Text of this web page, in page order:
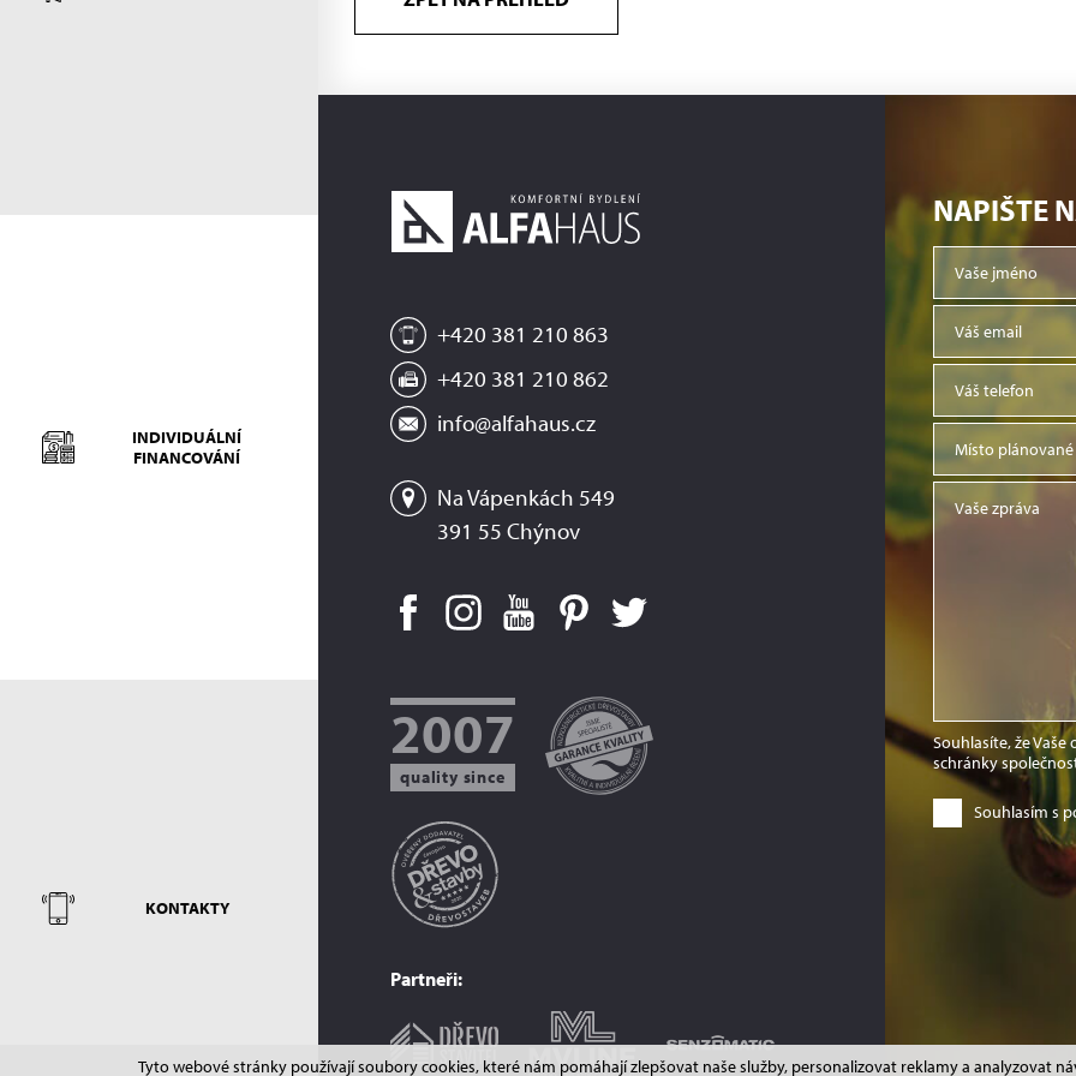
Tyto webové stránky používají soubory cookies, které nám pomáhají zlepšovat naše služby, personalizovat reklamy a analyzovat
INDIVIDUÁLNÍ
FINANCOVÁNÍ
KONTAKTY
+420 381 210 863
+420 381 210 862
info@alfahaus.cz
Na Vápenkách 549
391 55 Chýnov
2007
quality since
Partneři:
NAPIŠTE
Souhlasíte, že
schránky
Souhlasím s